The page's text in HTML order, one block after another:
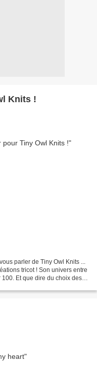
Knits !
parler de Tiny Owl Knits ...
tricot ! Son univers entre
Et que dire du choix des